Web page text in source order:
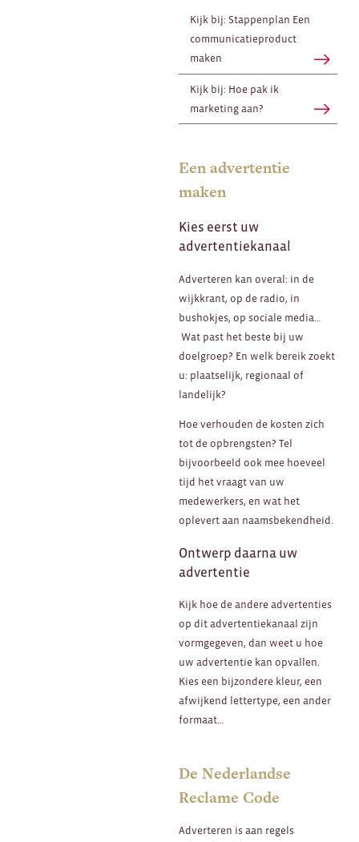
Kijk bij: Stappenplan Een
communicatieproduct
maken
Kijk bij: Hoe pak ik
marketing aan?
Een advertentie
maken
Kies eerst uw
advertentiekanaal
Adverteren kan overal: in de
wijkkrant, op de radio, in
bushokjes, op sociale media…
Wat past het beste bij uw
doelgroep? En welk bereik zoekt
u: plaatselijk, regionaal of
landelijk?
Hoe verhouden de kosten zich
tot de opbrengsten? Tel
bijvoorbeeld ook mee hoeveel
tijd het vraagt van uw
medewerkers, en wat het
oplevert aan naamsbekendheid.
Ontwerp daarna uw
advertentie
Kijk hoe de andere advertenties
op dit advertentiekanaal zijn
vormgegeven, dan weet u hoe
uw advertentie kan opvallen.
Kies een bijzondere kleur, een
afwijkend lettertype, een ander
formaat…
De Nederlandse
Reclame Code
Adverteren is aan regels